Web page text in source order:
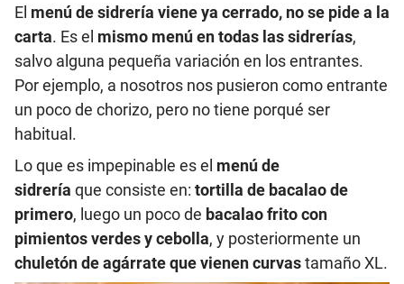
El menú de sidrería viene ya cerrado, no se pide a la
carta. Es el mismo menú en todas las sidrerías,
salvo alguna pequeña variación en los entrantes.
Por ejemplo, a nosotros nos pusieron como entrante
un poco de chorizo, pero no tiene porqué ser
habitual.
Lo que es impepinable es el menú de
sidrería que consiste en: tortilla de bacalao de
primero, luego un poco de bacalao frito con
pimientos verdes y cebolla, y posteriormente un
chuletón de agárrate que vienen curvastamaño XL.